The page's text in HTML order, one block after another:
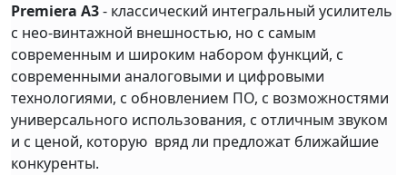
Premiera A3- классический интегральный усилитель
с нео-винтажной внешностью, но с самым
современным и широким набором функций, с
современными аналоговыми и цифровыми
технологиями, с обновлением ПО, с возможностями
универсального использования, с отличным звуком
и с ценой, которую вряд ли предложат ближайшие
конкуренты.